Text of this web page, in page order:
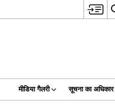
मीडिया गैलरी सूचना का अधिकार